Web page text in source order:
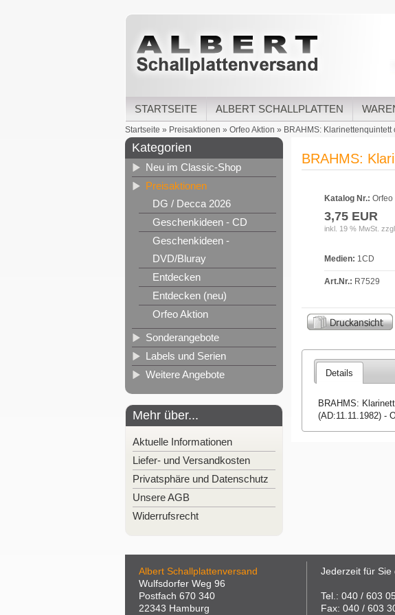
STARTSEITE ALBERT SCHALLPLATTEN
Startseite » Preisaktionen » Orfeo Aktion » BRAHMS: Klarinettenquintett
Kategorien
Neu im Classic-Shop
Preisaktionen
DG / Decca 2026
Geschenkideen - CD
Geschenkideen -
DVD/Bluray
Entdecken
Entdecken (neu)
Orfeo Aktion
Sonderangebote
Labels und Serien
Weitere Angebote
Mehr über...
Aktuelle Informationen
Liefer- und Versandkosten
Privatsphäre und Datenschutz
Unsere AGB
Widerrufsrecht
BRAHMS:
Katalog Nr.: Orfeo
3,75 EUR
inkl. 19 % MwSt. zzgl.
Medien: 1CD
Art.Nr.: R7529
Details
BRAHMS:
(AD:11.11.1982) -
Albert Schallplattenversand
Wulfsdorfer Weg 96
Postfach 670 340
22343 Hamburg
Jederzeit für Sie
Tel.: 040 / 603
Fax: 040 / 603